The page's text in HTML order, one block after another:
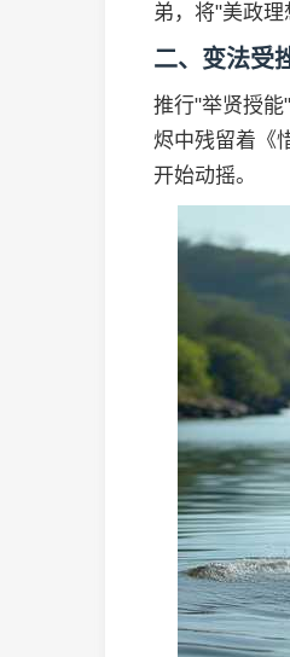
弟，将"美政理
二、变法受
推行"举贤授
烬中残留着《
开始动摇。